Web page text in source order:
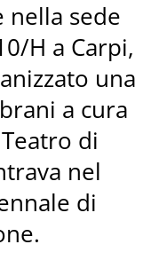
sede
H a Carpi,
una
a cura
di
nel
di